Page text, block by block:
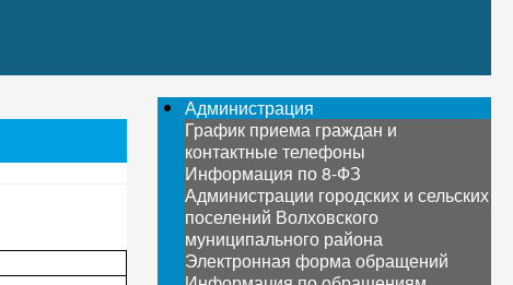
Администрация
График приема граждан и
контактные телефоны
Информация по 8-ФЗ
Администрации городских и сельских
поселений Волховского
муниципального района
Электронная форма обращений